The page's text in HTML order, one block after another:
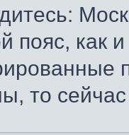
пояс, как
то